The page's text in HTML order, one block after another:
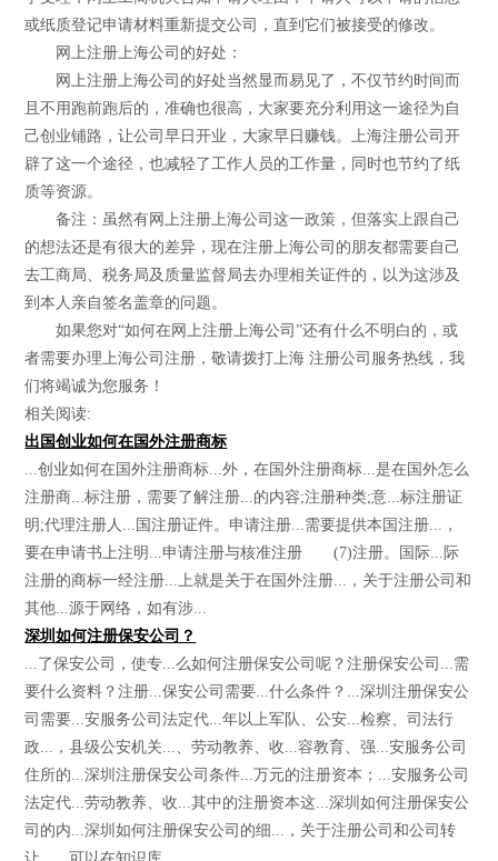
或纸质登记申请材料重新提交公司，直到它们被接受的修改。
网上注册上海公司的好处：
网上注册上海公司的好处当然显而易见了，不仅节约时间而
且不用跑前跑后的，准确也很高，大家要充分利用这一途径为自
己创业铺路，让公司早日开业，大家早日赚钱。上海注册公司开
辟了这一个途径，也减轻了工作人员的工作量，同时也节约了纸
质等资源。
备注：虽然有网上注册上海公司这一政策，但落实上跟自己
的想法还是有很大的差异，现在注册上海公司的朋友都需要自己
去工商局、税务局及质量监督局去办理相关证件的，以为这涉及
到本人亲自签名盖章的问题。
如果您对“如何在网上注册上海公司”还有什么不明白的，或
者需要办理上海公司注册，敬请拨打上海 注册公司服务热线，我
们将竭诚为您服务！
相关阅读:
出国创业如何在国外注册商标
...创业如何在国外注册商标...外，在国外注册商标...是在国外怎么
注册商...标注册，需要了解注册...的内容;注册种类;意...标注册证
明;代理注册人...国注册证件。申请注册...需要提供本国注册...，
要在申请书上注明...申请注册与核准注册 (7)注册。国际...际
注册的商标一经注册...上就是关于在国外注册...，关于注册公司和
其他...源于网络，如有涉...
深圳如何注册保安公司？
...了保安公司，使专...么如何注册保安公司呢？注册保安公司...需
要什么资料？注册...保安公司需要...什么条件？...深圳注册保安公
司需要...安服务公司法定代...年以上军队、公安...检察、司法行
政...，县级公安机关...、劳动教养、收...容教育、强...安服务公司
住所的...深圳注册保安公司条件...万元的注册资本；...安服务公司
法定代...劳动教养、收...其中的注册资本这...深圳如何注册保安公
司的内...深圳如何注册保安公司的细...，关于注册公司和公司转